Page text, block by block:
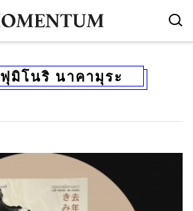
ฟุมิโนริ นาคามุระ